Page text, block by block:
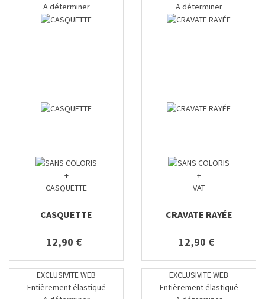
A déterminer
+
CASQUETTE
CASQUETTE
12,90 €
A déterminer
+
VAT
CRAVATE RAYÉE
12,90 €
EXCLUSIVITE WEB
Entièrement élastiqué
EXCLUSIVITE WEB
Entièrement élastiqué